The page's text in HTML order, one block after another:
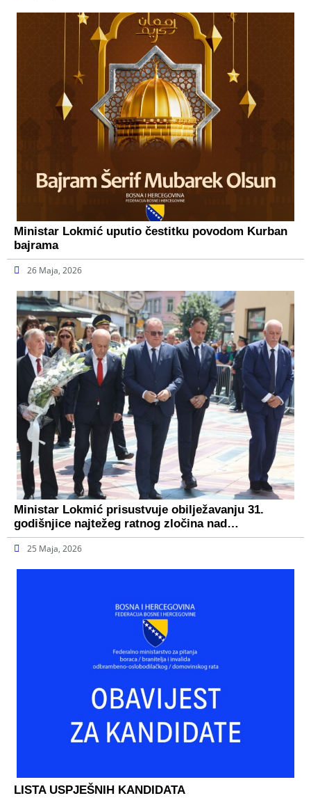
Ministar Lokmić uputio čestitku povodom Kurban
bajrama
26 Maja, 2026
Ministar Lokmić prisustvuje obilježavanju 31.
godišnjice najtežeg ratnog zločina nad…
25 Maja, 2026
LISTA USPJEŠNIH KANDIDATA